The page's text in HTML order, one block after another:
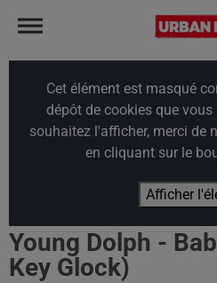
Cet élément est masqué
dépôt de cookies que
souhaitez l'afficher, merci de
en cliquant sur le
Afficher
Young Dolph -
Key Glock)